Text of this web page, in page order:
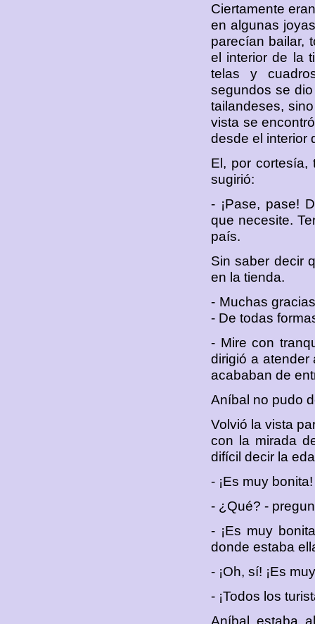
Ciertamente
en algunas
parecían bailar,
el interior de la
telas y
segundos se
tailandeses,
vista se
desde el interior
El, por
sugirió:
- ¡Pase, pase!
que necesite.
país.
Sin saber decir
en la tienda.
- Muchas
- De todas
- Mire con
dirigió a atender
acababan de
Aníbal no pudo
Volvió la vista
con la mirada
difícil decir la
- ¡Es muy
- ¿Qué? -
- ¡Es muy
donde estaba
- ¡Oh, sí! ¡Es
- ¡Todos los
Aníbal estaba